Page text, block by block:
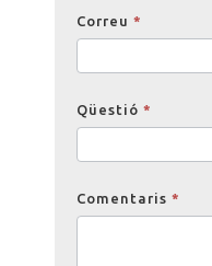
Correu *
Qüestió *
Comentaris *